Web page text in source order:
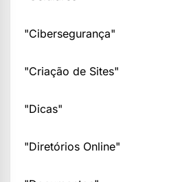
"Cibersegurança"
"Criação de Sites"
"Dicas"
"Diretórios Online"